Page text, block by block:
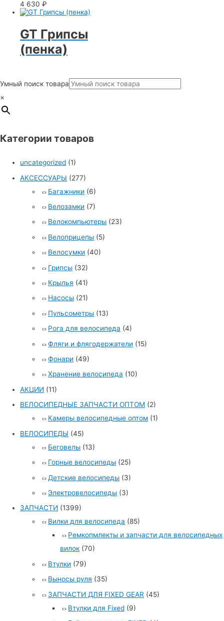
4 630 ₽
GT Грипсы
(пенка)
Умный поиск товара
×
Категории товаров
uncategorized (1)
АКСЕССУАРЫ (277)
Багажники (6)
Велозамки (7)
Велокомпьютеры (23)
Велоприцепы (5)
Велосумки (40)
Грипсы (32)
Крылья (41)
Насосы (21)
Пульсометры (13)
Рога для велосипеда (4)
Фляги и флягодержатели (15)
Фонари (49)
Хранение велосипеда (10)
АКЦИИ (11)
ВЕЛОСИПЕДНЫЕ ЗАПЧАСТИ ОПТОМ (2)
Камеры велосипедные оптом (1)
ВЕЛОСИПЕДЫ (45)
Беговелы (13)
Горные велосипеды (25)
Детские велосипеды (3)
Электровелосипеды (3)
ЗАПЧАСТИ (1399)
Вилки для велосипеда (85)
Ремкопмлекты и запчасти для велосипедных
вилок (70)
Втулки (79)
Выносы руля (35)
ЗАПЧАСТИ ДЛЯ FIXED GEAR (45)
Втулки для Fixed (9)